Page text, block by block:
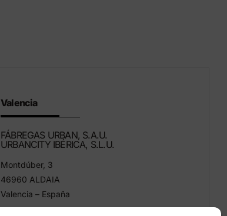
Valencia
FÁBREGAS URBAN, S.A.U.
URBANCITY IBÉRICA, S.L.U.
Montdúber, 3
46960 ALDAIA
Valencia – España